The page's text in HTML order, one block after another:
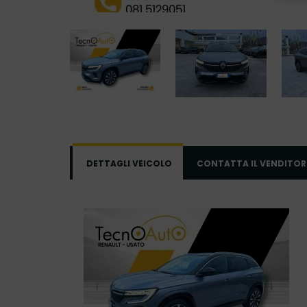
DETTAGLI VEICOLO CONTATTA IL